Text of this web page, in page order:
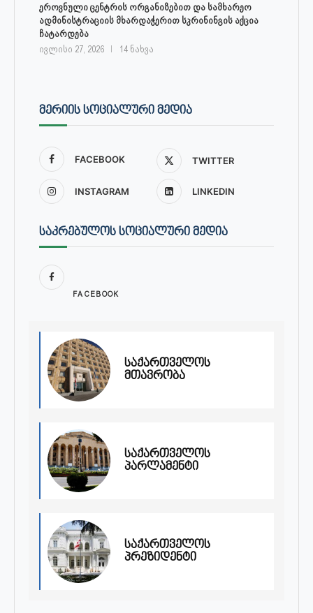
ეროვნული ცენტრის ორგანიზებით და სამხარეო
ადმინისტრაციის მხარდაჭერით სკრინინგის აქცია
ჩატარდება
ივლისი 27, 2026 14 ნახვა
ᲛᲔᲠᲘᲘᲡ ᲡᲝᲪᲘᲐᲚᲣᲠᲘ ᲛᲔᲓᲘᲐ
FACEBOOK TWITTER
INSTAGRAM LINKEDIN
ᲡᲐᲙᲠᲔᲑᲣᲚᲝᲡ ᲡᲝᲪᲘᲐᲚᲣᲠᲘ ᲛᲔᲓᲘᲐ
FACEBOOK
საქართველოს
მთავრობა
საქართველოს
პარლამენტი
საქართველოს
პრეზიდენტი